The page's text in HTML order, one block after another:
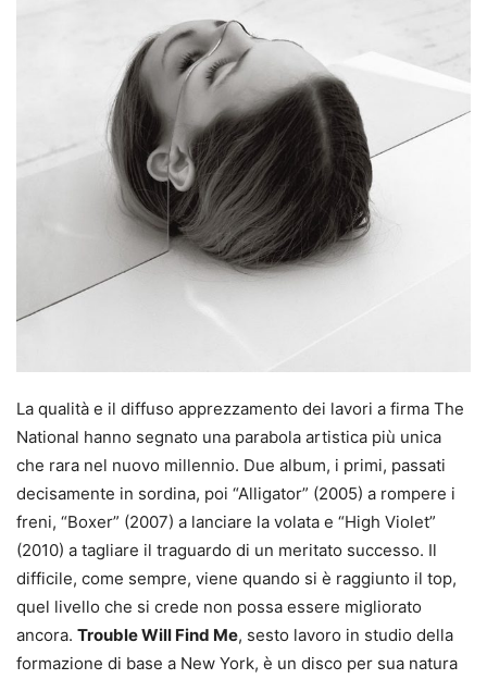
La qualità e il diffuso apprezzamento dei lavori a firma The
National hanno segnato una parabola artistica più unica
che rara nel nuovo millennio. Due album, i primi, passati
decisamente in sordina, poi “Alligator” (2005) a rompere i
freni, “Boxer” (2007) a lanciare la volata e “High Violet”
(2010) a tagliare il traguardo di un meritato successo. Il
difficile, come sempre, viene quando si è raggiunto il top,
quel livello che si crede non possa essere migliorato
ancora. Trouble Will Find Me, sesto lavoro in studio della
formazione di base a New York, è un disco per sua natura